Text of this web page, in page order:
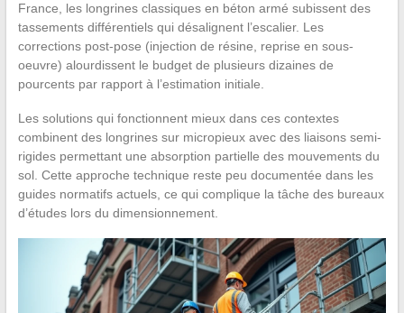
France, les longrines classiques en béton armé subissent des
tassements différentiels qui désalignent l’escalier. Les
corrections post-pose (injection de résine, reprise en sous-
oeuvre) alourdissent le budget de plusieurs dizaines de
pourcents par rapport à l’estimation initiale.
Les solutions qui fonctionnent mieux dans ces contextes
combinent des longrines sur micropieux avec des liaisons semi-
rigides permettant une absorption partielle des mouvements du
sol. Cette approche technique reste peu documentée dans les
guides normatifs actuels, ce qui complique la tâche des bureaux
d’études lors du dimensionnement.